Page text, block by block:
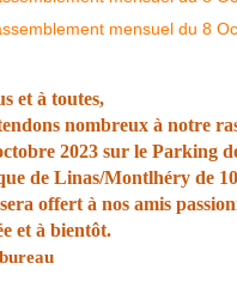
et à toutes,
nombreux à notre
2023 sur le Parking
de Linas/Montlhéry de
offert à nos amis
et à bientôt.